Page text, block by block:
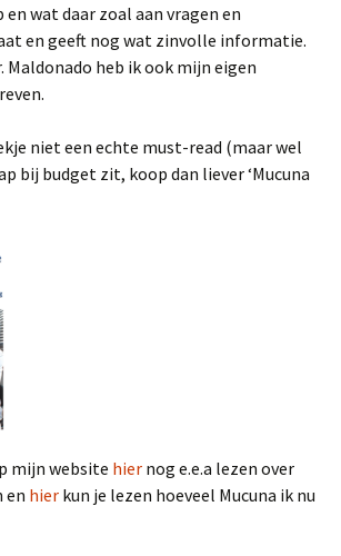
en wat daar zoal aan vragen en
en geeft nog wat zinvolle informatie.
Maldonado heb ik ook mijn eigen
niet een echte must-read (maar wel
bij budget zit, koop dan liever ‘Mucuna
mijn website hier nog e.e.a lezen over
en hier kun je lezen hoeveel Mucuna ik nu